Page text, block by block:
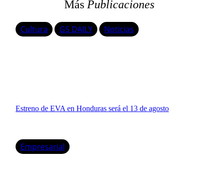
MásPublicaciones
Cultura GS DAILY Noticias
Estreno de EVA en Honduras será el 13 de agosto
Empresarial